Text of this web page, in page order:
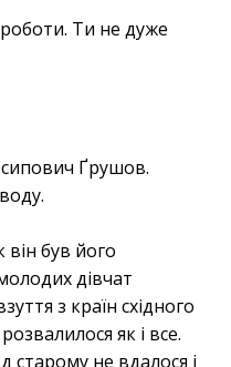
роботи. Ти не дуже
Ґрушов.
він був його
дівчат
з країн східного
як і все.
старому не вдалося і